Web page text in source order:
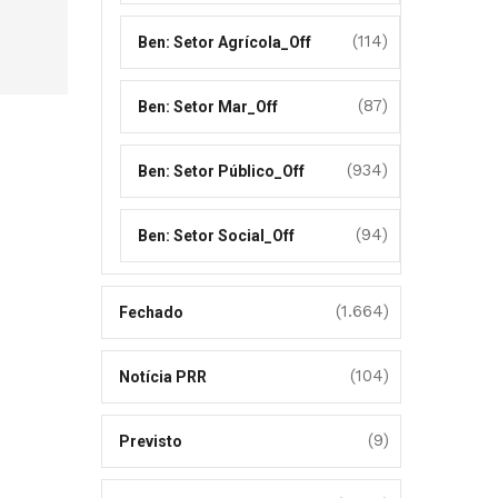
Ben: Setor Agrícola_Off (114)
Ben: Setor Mar_Off (87)
Ben: Setor Público_Off (934)
Ben: Setor Social_Off (94)
Fechado (1.664)
Notícia PRR (104)
Previsto (9)